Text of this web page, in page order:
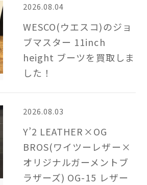
2026.08.04
WESCO(ウエスコ)のジョ
ブマスター 11inch
height ブーツを買取しま
した！
2026.08.03
Y’2 LEATHER×OG
BROS(ワイツーレザー×
オリジナルガーメントブ
ラザーズ) OG-15 レザー